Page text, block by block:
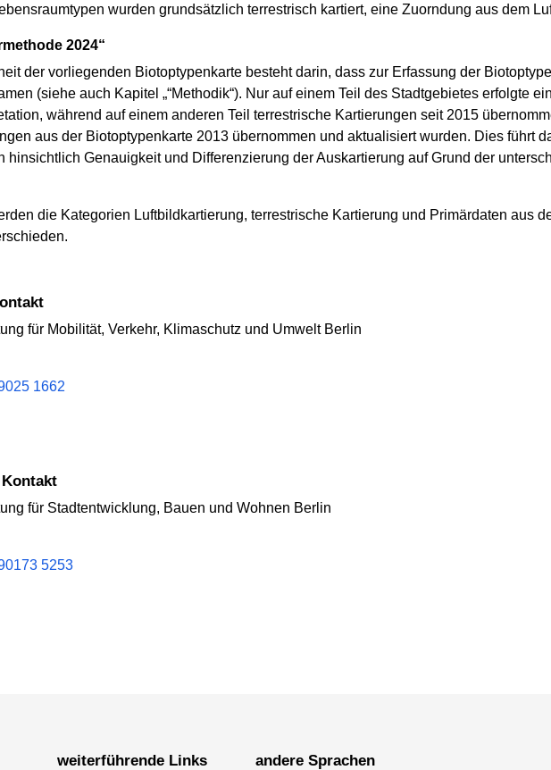
wurden grundsätzlich terrestrisch kartiert, eine Zuorndung aus dem
2024“
der vorliegenden Biotoptypenkarte besteht darin, dass zur Erfassung der
(siehe auch Kapitel „“Methodik“). Nur auf einem Teil des Stadtgebietes erfolgte
während auf einem anderen Teil terrestrische Kartierungen seit 2015
aus der Biotoptypenkarte 2013 übernommen und aktualisiert wurden. Dies führt
hinsichtlich Genauigkeit und Differenzierung der Auskartierung auf Grund der
die Kategorien Luftbildkartierung, terrestrische Kartierung und Primärdaten aus
für Mobilität, Verkehr, Klimaschutz und Umwelt Berlin
1662
für Stadtentwicklung, Bauen und Wohnen Berlin
5253
weiterführende Links andere Sprachen